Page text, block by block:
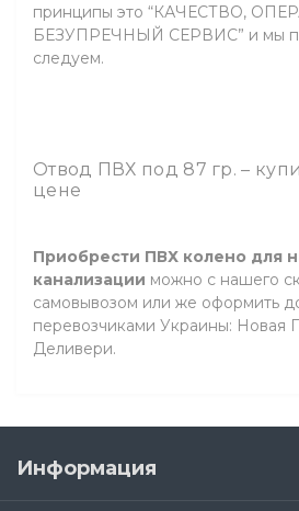
принципы это “КАЧЕСТВО,
БЕЗУПРЕЧНЫЙ СЕРВИС” и мы
следуем.
Отвод ПВХ под 87 гр. –
цене
Приобрести ПВХ колено для
канализации можно с нашего
самовывозом или же оформить
перевозчиками Украины: Новая
Деливери.
Информация